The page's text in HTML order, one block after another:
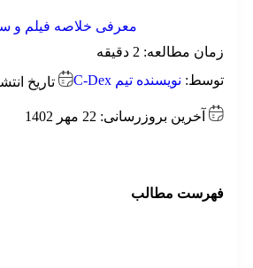
معرفی خلاصه فیلم و سریال
مطالعه: 2 دقیقه
نویسنده تیم C-Dex تاریخ انتشار: 23 مهر 1402
آخرین بروزرسانی: 22 مهر 1402
مطالب